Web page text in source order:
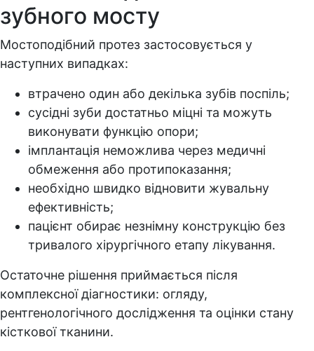
зубного мосту
Мостоподібний протез застосовується у
наступних випадках:
втрачено один або декілька зубів поспіль;
сусідні зуби достатньо міцні та можуть
виконувати функцію опори;
імплантація неможлива через медичні
обмеження або протипоказання;
необхідно швидко відновити жувальну
ефективність;
пацієнт обирає незнімну конструкцію без
тривалого хірургічного етапу лікування.
Остаточне рішення приймається після
комплексної діагностики: огляду,
рентгенологічного дослідження та оцінки стану
кісткової тканини.